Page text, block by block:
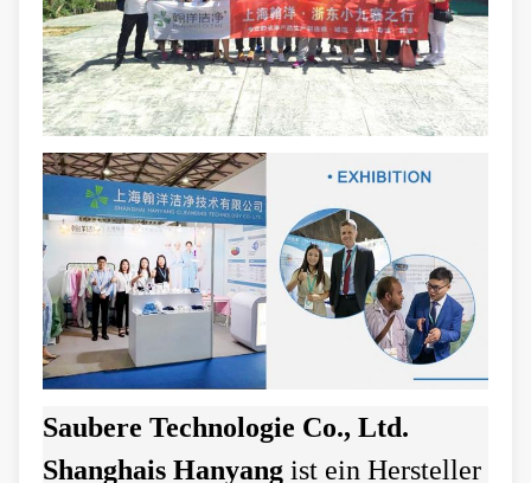
Saubere Technologie Co., Ltd.
Shanghais Hanyang ist ein Hersteller